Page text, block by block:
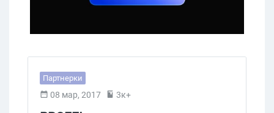
Партнерки
08 мар, 2017 3к+